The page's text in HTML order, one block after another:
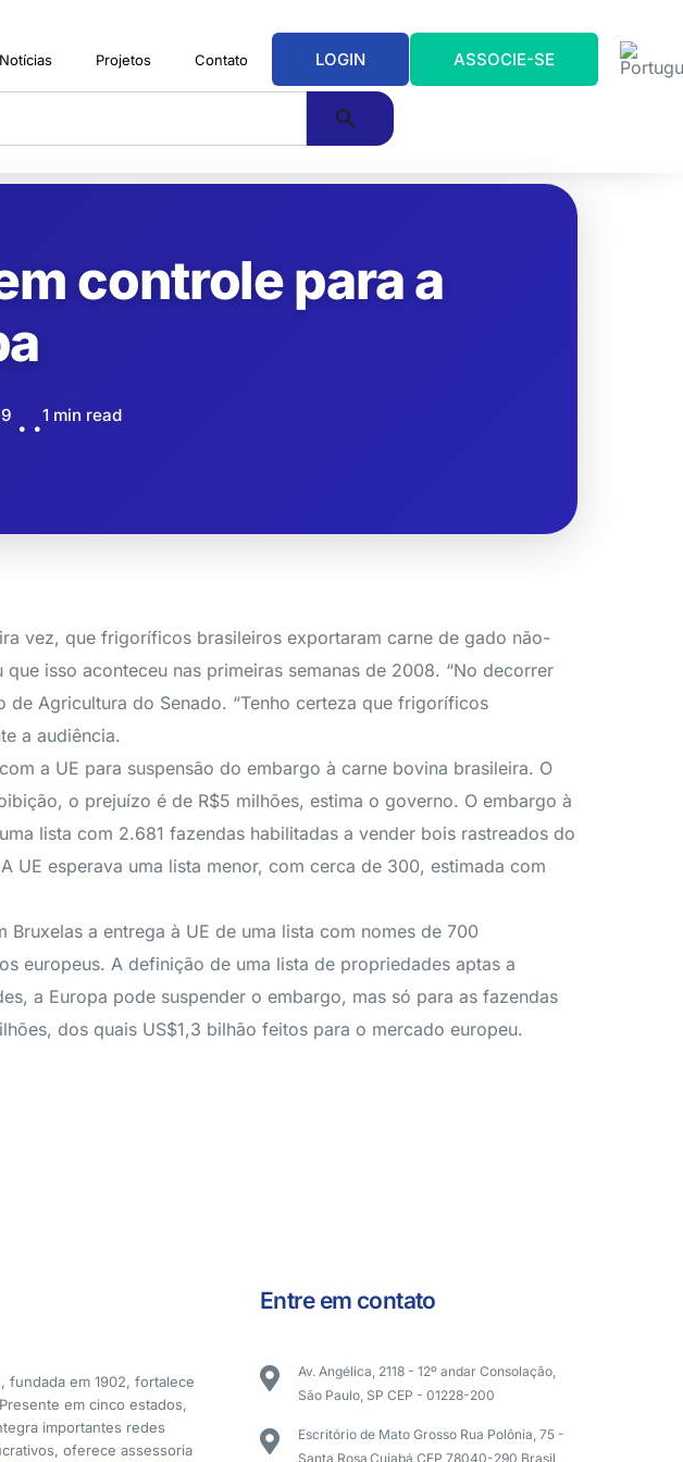
Notícias Projetos Contato LOGIN ASSOCIE-SE
controle para a
1 min read
vez, que frigoríficos brasileiros exportaram carne de gado não-
isso aconteceu nas primeiras semanas de 2008. “No decorrer
Agricultura do Senado. “Tenho certeza que frigoríficos
a audiência.
a UE para suspensão do embargo à carne bovina brasileira. O
o prejuízo é de R$5 milhões, estima o governo. O embargo à
lista com 2.681 fazendas habilitadas a vender bois rastreados do
UE esperava uma lista menor, com cerca de 300, estimada com
a entrega à UE de uma lista com nomes de 700
europeus. A definição de uma lista de propriedades aptas a
a Europa pode suspender o embargo, mas só para as fazendas
dos quais US$1,3 bilhão feitos para o mercado europeu.
fundada em 1902, fortalece
em cinco estados,
importantes redes
oferece assessoria
Entre em contato
Av. Angélica, 2118 - 12º andar Consolação,
São Paulo, SP CEP - 01228-200
Escritório de Mato Grosso Rua Polônia, 75 -
Santa Rosa,Cuiabá CEP 78040-290 Brasil